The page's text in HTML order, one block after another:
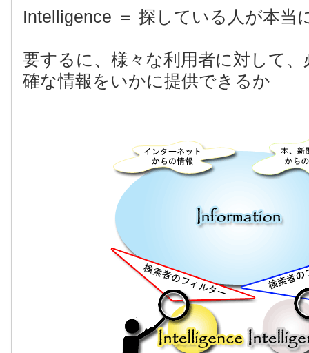
Intelligence ＝ 探している人が本当
要するに、様々な利用者に対して
確な情報をいかに提供できるか